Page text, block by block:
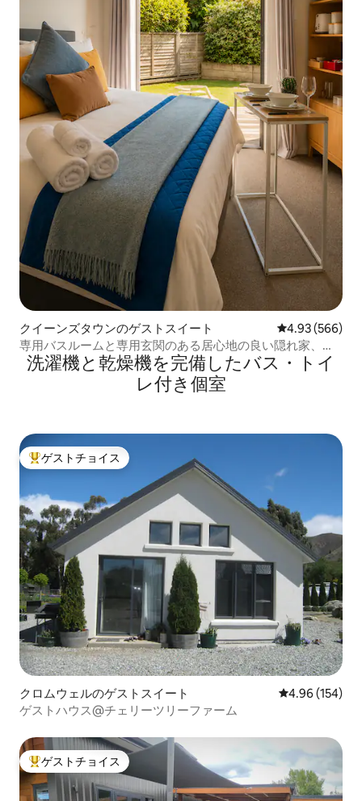
クイーンズタウンのゲストスイート レビュー566
4.93 (566)
専用バスルームと専用玄関のある居心地の良い隠れ家、お
店の近く
洗濯機と乾燥機を完備したバス・トイ
レ付き個室
大好評のゲストチョイスです。
ゲストチョイス
クロムウェルのゲストスイート レビュー154
4.96 (154)
ゲストハウス@チェリーツリーファーム
大好評のゲストチョイスです。
ゲストチョイス